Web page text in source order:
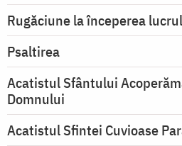
Rugăciune la începerea
Psaltirea
Acatistul Sfântului
Domnului
Acatistul Sfintei Cuvioase